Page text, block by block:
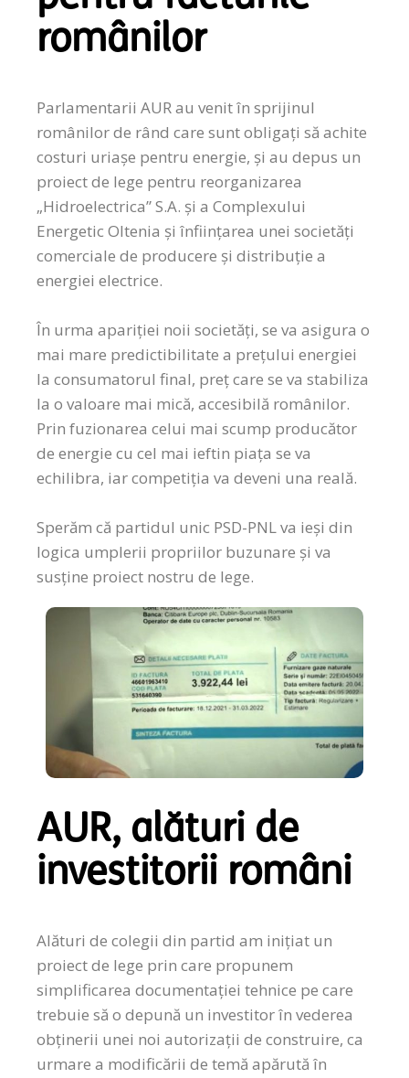
românilor
Parlamentarii AUR au venit în sprijinul
românilor de rând care sunt obligați să achite
costuri uriașe pentru energie, și au depus un
proiect de lege pentru reorganizarea
„Hidroelectrica” S.A. și a Complexului
Energetic Oltenia și înființarea unei societăți
comerciale de producere și distribuție a
energiei electrice.
În urma apariției noii societăți, se va asigura o
mai mare predictibilitate a prețului energiei
la consumatorul final, preț care se va stabiliza
la o valoare mai mică, accesibilă românilor.
Prin fuzionarea celui mai scump producător
de energie cu cel mai ieftin piața se va
echilibra, iar competiția va deveni una reală.
Sperăm că partidul unic PSD-PNL va ieși din
logica umplerii propriilor buzunare și va
susține proiect nostru de lege.
AUR, alături de
investitorii români
Alături de colegii din partid am inițiat un
proiect de lege prin care propunem
simplificarea documentaţiei tehnice pe care
trebuie să o depună un investitor în vederea
obţinerii unei noi autorizaţii de construire, ca
urmare a modificării de temă apărută în